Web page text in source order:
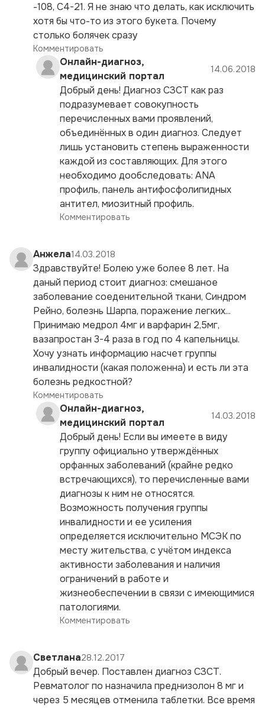
-108, С4-21. Я не знаю что делать, как исключить
хотя бы что-то из этого букета. Почему
столько болячек сразу
Комментировать
Онлайн-диагноз,
медицинский портал
14.06.2018
Добрый день! Диагноз СЗСТ как раз
подразумевает совокупность
перечисленных вами проявлений,
объединённых в один диагноз. Следует
лишь установить степень выраженности
каждой из составляющих. Для этого
необходимо дообследовать: АNA
профиль, панель антифосфолипидных
антител, миозитный профиль.
Комментировать
Анжела14.03.2018
Здравствуйте! Болею уже более 8 лет. На
даный период стоит диагноз: смешаное
заболевание соеденительной ткани, Синдром
Рейно, болезнь Шарпа, поражение легких...
Принимаю медрол 4мг и варфарин 2,5мг,
вазапростан 3-4 раза в год по 4 капельницы.
Хочу узнать информацию насчет группы
инвалидности (какая положенна) и есть ли эта
болезнь редкостной?
Комментировать
Онлайн-диагноз,
медицинский портал
14.03.2018
Добрый день! Если вы имеете в виду
группу официально утверждённых
орфанных заболеваний (крайне редко
встречающихся), то перечисленные вами
диагнозы к ним не относятся.
Возможность получения группы
инвалидности и ее усиления
определяется исключительно МСЭК по
месту жительства, с учётом индекса
активности заболевания и наличия
ограничений в работе и
жизнеобеспечении в связи с имеющимися
патологиями.
Комментировать
Светлана28.12.2017
Добрый вечер. Поставлен диагноз СЗСТ.
Ревматолог по назначила преднизолон 8 мг и
через 5 месяцев отменила таблетки. Все время